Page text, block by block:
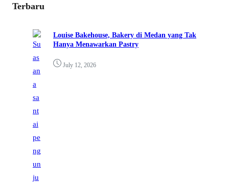
Terbaru
Louise Bakehouse, Bakery di Medan yang Tak
Hanya Menawarkan Pastry
July 12, 2026